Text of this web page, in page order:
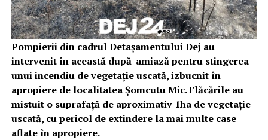
Pompierii din cadrul Detașamentului Dej au
intervenit în această după-amiază pentru stingerea
unui incendiu de vegetație uscată, izbucnit în
apropiere de localitatea Șomcutu Mic. Flăcările au
mistuit o suprafață de aproximativ 1ha de vegetație
uscată, cu pericol de extindere la mai multe case
aflate în apropiere.